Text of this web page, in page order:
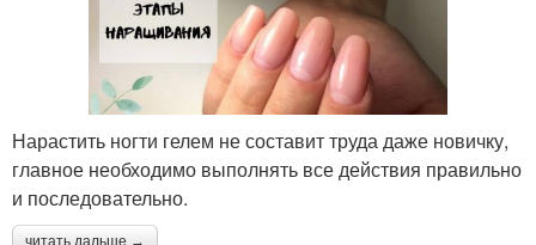
Нарастить ногти гелем не составит труда даже новичку,
главное необходимо выполнять все действия правильно
и последовательно.
читать дальше →